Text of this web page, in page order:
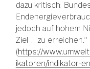
dazu kritisch:
jedoch auf hohem
Ziel … zu erreichen.“
(https://
ikatoren/indikator-